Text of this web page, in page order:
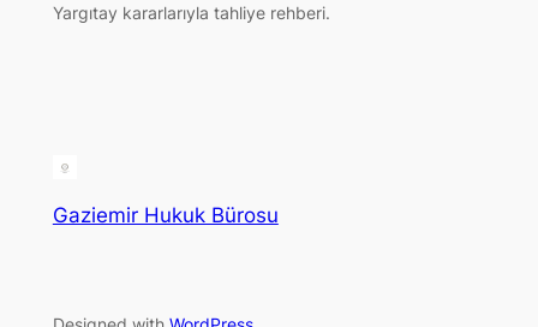
Yargıtay kararlarıyla tahliye rehberi.
Gaziemir Hukuk Bürosu